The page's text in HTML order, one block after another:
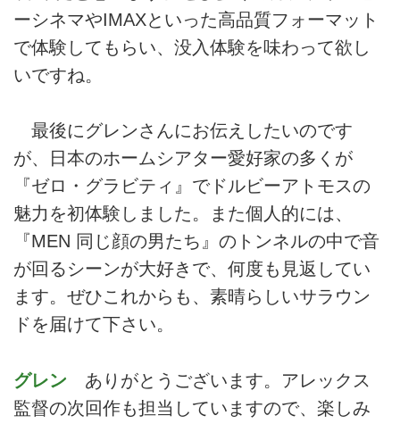
ーシネマやIMAXといった高品質フォーマット
で体験してもらい、没入体験を味わって欲し
いですね。
最後にグレンさんにお伝えしたいのです
が、日本のホームシアター愛好家の多くが
『ゼロ・グラビティ』でドルビーアトモスの
魅力を初体験しました。また個人的には、
『MEN 同じ顔の男たち』のトンネルの中で音
が回るシーンが大好きで、何度も見返してい
ます。ぜひこれからも、素晴らしいサラウン
ドを届けて下さい。
グレン ありがとうございます。アレックス
監督の次回作も担当していますので、楽しみ